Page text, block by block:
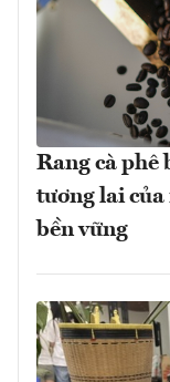
Rang cà phê
tương lai của
bền vững